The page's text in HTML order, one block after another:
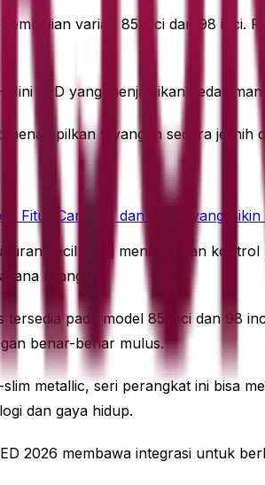
varian 85 inci dan 98 inci.
LED yang menjanjikan
tayangan secara jernih
Fitur Canggih, dan Paket yang
kecil yang menawarkan
ruangan.
pada model 85 inci dan 98
benar-benar mulus.
metallic, seri perangkat ini bisa
dan gaya hidup.
2026 membawa integrasi untuk